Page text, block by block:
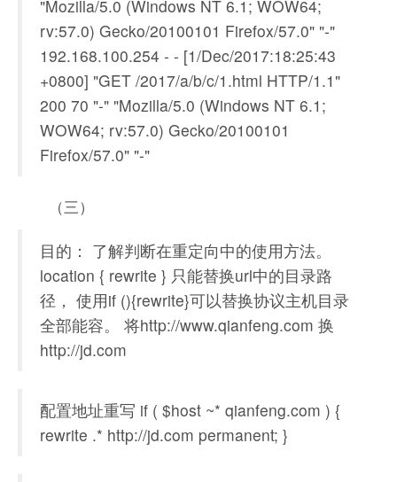
"Mozilla/5.0 (Windows NT 6.1; WOW64;
rv:57.0) Gecko/20100101 Firefox/57.0" "-"
192.168.100.254 - - [1/Dec/2017:18:25:43
+0800] "GET /2017/a/b/c/1.html HTTP/1.1"
200 70 "-" "Mozilla/5.0 (Windows NT 6.1;
WOW64; rv:57.0) Gecko/20100101
Firefox/57.0" "-"
（三）
目的： 了解判断在重定向中的使用方法。
location { rewrite } 只能替换url中的目录路
径， 使用if (){rewrite}可以替换协议主机目录
全部能容。 将http://www.qianfeng.com 换
http://jd.com
配置地址重写 if ( $host ~* qianfeng.com ) {
rewrite .* http://jd.com permanent; }